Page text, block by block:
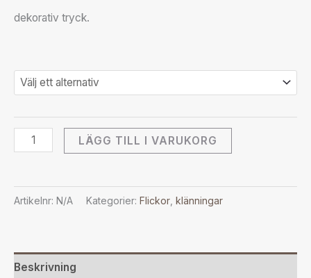
dekorativ tryck.
LÄGG TILL I VARUKORG
Artikelnr: N/A Kategorier: Flickor klänningar
Beskrivning